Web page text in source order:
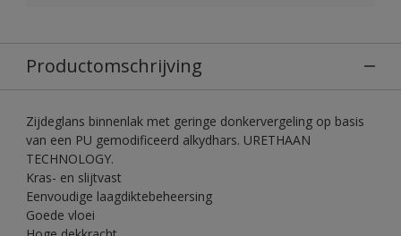
Productomschrijving
Zijdeglans binnenlak met geringe donkervergeling op basis
van een PU gemodificeerd alkydhars. URETHAAN
TECHNOLOGY.
Kras- en slijtvast
Eenvoudige laagdiktebeheersing
Goede vloei